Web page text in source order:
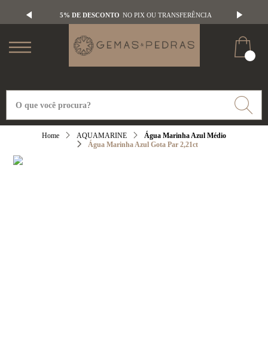
5% DE DESCONTO NO PIX OU TRANSFERÊNCIA
AQUAMARINE
Água Marinha Azul Médio
Água Marinha Azul Gota Par 2,21ct